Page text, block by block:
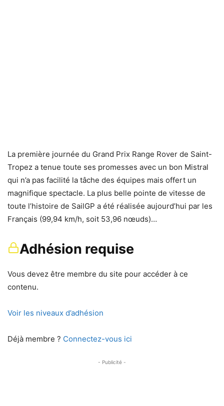
La première journée du Grand Prix Range Rover de Saint-
Tropez a tenue toute ses promesses avec un bon Mistral
qui n’a pas facilité la tâche des équipes mais offert un
magnifique spectacle. La plus belle pointe de vitesse de
toute l’histoire de SailGP a été réalisée aujourd’hui par les
Français (99,94 km/h, soit 53,96 nœuds)…
Adhésion requise
Vous devez être membre du site pour accéder à ce
contenu.
Voir les niveaux d’adhésion
Déjà membre ? Connectez-vous ici
- Publicité -